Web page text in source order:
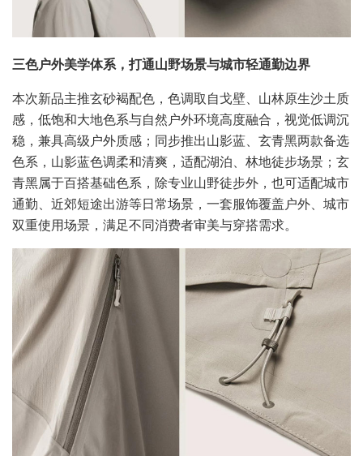
三色户外美学体系，打通山野场景与城市轻通勤边界
本次新品主推玄砂褐配色，色调取自戈壁、山林原生沙土质
感，低饱和大地色系与自然户外环境高度融合，视觉低调沉
稳，兼具高级户外质感；同步推出山影蓝、玄青黑两款备选
色系，山影蓝色调柔和清爽，适配湖泊、林地徒步场景；玄
青黑属于百搭基础色系，除专业山野徒步外，也可适配城市
通勤、近郊短途出游等日常场景，一套服饰覆盖户外、城市
双重使用场景，满足不同消费者审美与穿搭需求。